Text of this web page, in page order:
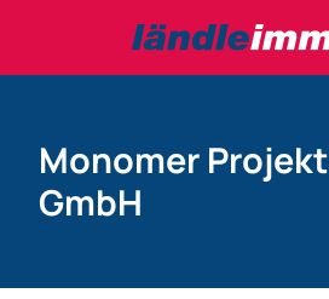
Monomer Projekt
GmbH